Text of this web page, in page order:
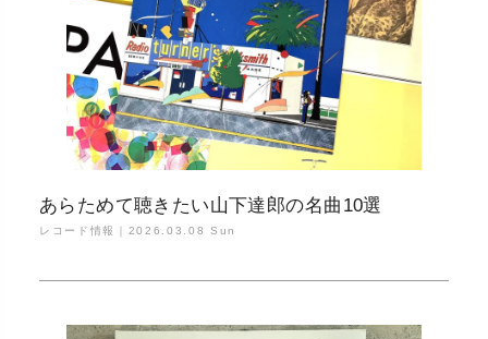
あらためて聴きたい山下達郎の名曲10選
レコード情報｜ 2026.03.08 Sun